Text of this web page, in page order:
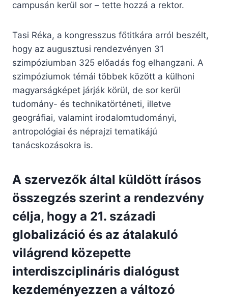
campusán kerül sor – tette hozzá a rektor.
Tasi Réka, a kongresszus főtitkára arról beszélt,
hogy az augusztusi rendezvényen 31
szimpóziumban 325 előadás fog elhangzani. A
szimpóziumok témái többek között a külhoni
magyarságképet járják körül, de sor kerül
tudomány- és technikatörténeti, illetve
geográfiai, valamint irodalomtudományi,
antropológiai és néprajzi tematikájú
tanácskozásokra is.
A szervezők által küldött írásos
összegzés szerint a rendezvény
célja, hogy a 21. századi
globalizáció és az átalakuló
világrend közepette
interdiszciplináris dialógust
kezdeményezzen a változó